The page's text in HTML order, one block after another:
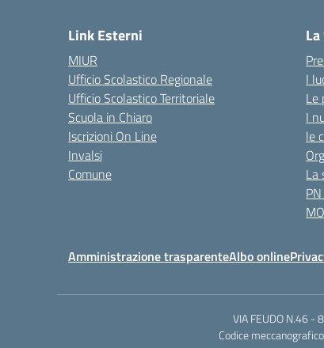
Link Esterni
MIUR
Ufficio Scolastico Regionale
Ufficio Scolastico Territoriale
Scuola in Chiaro
Iscrizioni On Line
Invalsi
Comune
I
Le
I
le
La
Amministrazione trasparenteAlbo online
VIA FEUDO N.46
Codice